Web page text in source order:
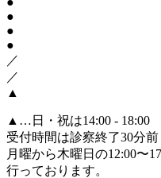
●
●
●
／
／
▲
▲ …日・祝は14:00 - 18:00
受付時間は診察終了30分前
月曜から木曜日の12:00〜
行っております。